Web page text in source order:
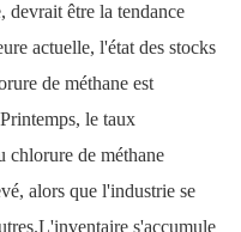
devrait être la tendance
actuelle, l'état des stocks
de méthane est
le taux
chlorure de méthane
alors que l'industrie se
s'accumule